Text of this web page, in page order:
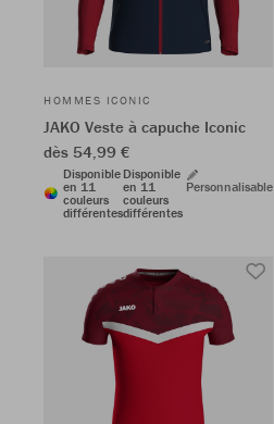
HOMMES ICONIC
JAKO Veste à capuche Iconic
dès 54,99 €
Disponible
en 11
couleurs
différentes
Disponible
en 11
couleurs
différentes
Personnalisable